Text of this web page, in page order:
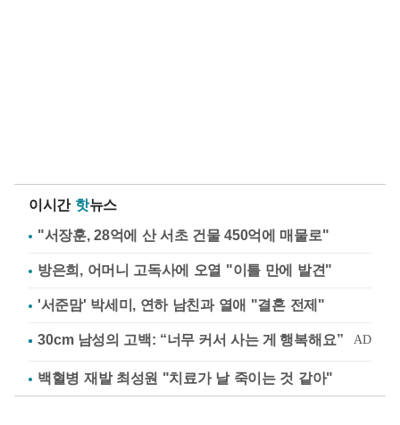
이시간 핫뉴스
"서장훈, 28억에 산 서초 건물 450억에 매물로"
방은희, 어머니 고독사에 오열 "이틀 만에 발견"
'서준맘' 박세미, 연하 남친과 열애 "결혼 전제"
백혈병 재발 최성원 "치료가 날 죽이는 것 같아"